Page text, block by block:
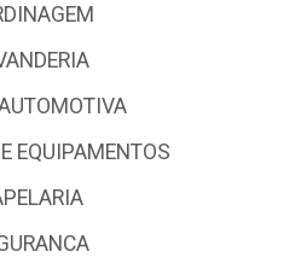
EQUIPAMENTOS